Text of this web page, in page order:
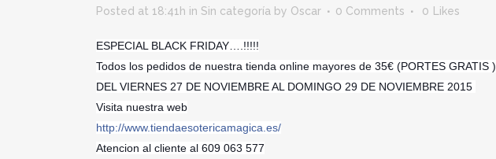
Posted at 18:41h in Sin categoría by Oscar 0 Comments 0 Likes
ESPECIAL BLACK FRIDAY….!!!!!
Todos los pedidos de nuestra tienda online mayores de 35€ (PORTES GRATIS )
DEL VIERNES 27 DE NOVIEMBRE AL DOMINGO 29 DE NOVIEMBRE 2015
Visita nuestra web
http://www.tiendaesotericamagica.es/
Atencion al cliente al 609 063 577